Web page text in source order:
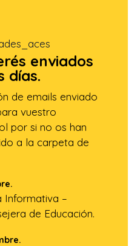
enviados
días.
de emails enviado
vuestro
por si no os han
a la carpeta de
Informativa –
de Educación.